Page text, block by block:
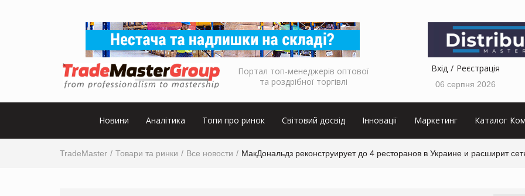
Портал топ-менеджерів оптової
та роздрібної торгівлі
Вхід Реєстрація
06 серпня 2026
Новини Аналітика Топи про ринок Світовий досвід Інновації Маркетинг Каталог
TradeMaster Товари та ринки Все новости МакДональдз реконструирует до 4 ресторанов в Украине и расширит